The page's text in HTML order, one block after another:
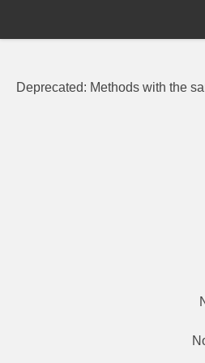
Deprecated: Methods with the